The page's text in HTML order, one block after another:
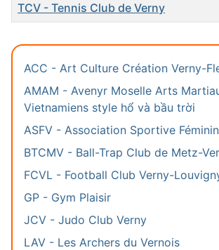
TCV - Tennis Club de Verny
ACC - Art Culture Création Verny-
AMAM - Avenyr Moselle Arts
Vietnamiens style hổ và bầu trời
ASFV - Association Sportive
BTCMV - Ball-Trap Club de Metz-
FCVL - Football Club Verny-
GP - Gym Plaisir
JCV - Judo Club Verny
LAV - Les Archers du Vernois